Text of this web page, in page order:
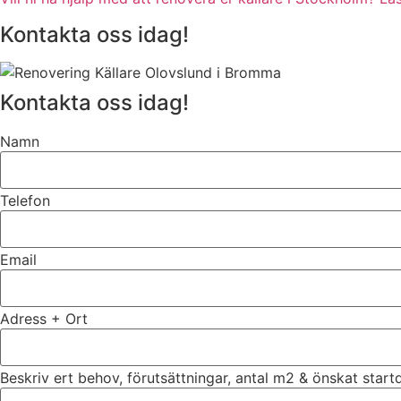
Kontakta oss idag!
Kontakta oss idag!
Namn
Telefon
Email
Adress + Ort
Beskriv ert behov, förutsättningar, antal m2 & önskat